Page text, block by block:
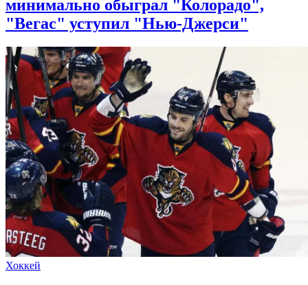
минимально обыграл "Колорадо",
"Вегас" уступил "Нью-Джерси"
Хоккей